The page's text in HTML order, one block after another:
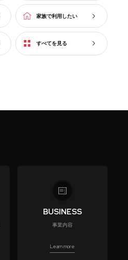
家族で利用したい
すべてを見る
BUSINESS
事業内容
Learn more